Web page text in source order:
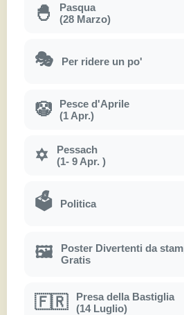
🐣
Pasqua
(28 Marzo)
🎭 Per ridere un po'
🤡
Pesce d'Aprile
(1 Apr.)
✡
Pessach
(1- 9 Apr. )
🗳 Politica
🖼
Poster Divertenti da
Gratis
🇫🇷
Presa della Bastiglia
(14 Luglio)